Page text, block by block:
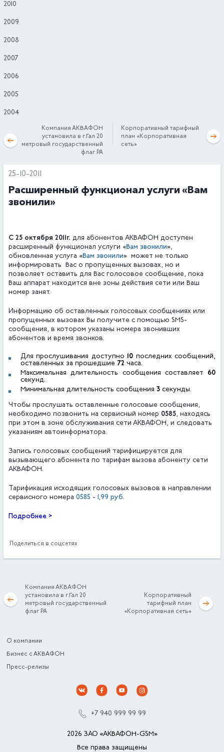
2010
2009
2008
2007
2006
2005
2004
Компания АКВАФОН
установила в г.Гал 20
метровый государственный
флаг РА
Корпоративный тарифный
план «Корпоративная
сеть»
25-10-2011
Расширенный функционал услуги «Вам
звонили»
С 25 октября 2011г. для абонентов АКВАФОН доступен
расширенный функционал услуги «Вам звонили»,
обновленная услуга «Вам звонили» может не только
информировать
Вас о пропущенных вызовах, но и
позволяет оставить для Вас голосовое сообщение, пока
Ваш аппарат находится вне зоны действия сети или Ваш
номер занят.
Информацию об оставленных голосовых сообщениях или
пропущенных вызовах Вы получите с помощью SMS-
сообщения, в котором указаны номера звонивших
абонентов и время звонков.
Для прослушивания доступно 10 последних сообщений,
оставленных за прошедшие 72 часа.
Максимальная длительность сообщения составляет 60
секунд.
Минимальная длительность сообщения 3секунды.
Чтобы прослушать оставленные голосовые сообщения,
необходимо позвонить на сервисный номер 0585, находясь
при этом в зоне обслуживания сети АКВАФОН, и следовать
указаниям автоинформатора.
Запись голосовых сообщений тарифицируется для
вызывающего абонента по тарифам вызова абоненту сети
АКВАФОН.
Тарификация исходящих голосовых вызовов в направлении
сервисного номера 0585 - 1,99 руб.
Подробнее >
Поделиться в соцсетях
Компания АКВАФОН
установила в г.Гал 20
метровый государственный
флаг РА
Корпоративный
тарифный план
«Корпоративная сеть»
О компании
Бизнес с АКВАФОН
Пресс-релизы
+7 940 999 99 99
2026 ЗАО «АКВАФОН-GSM»
Все права защищены